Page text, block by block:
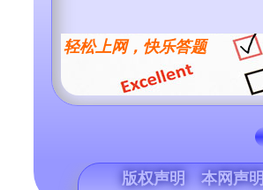
轻松上网，快乐答题
版权声明 本网声明